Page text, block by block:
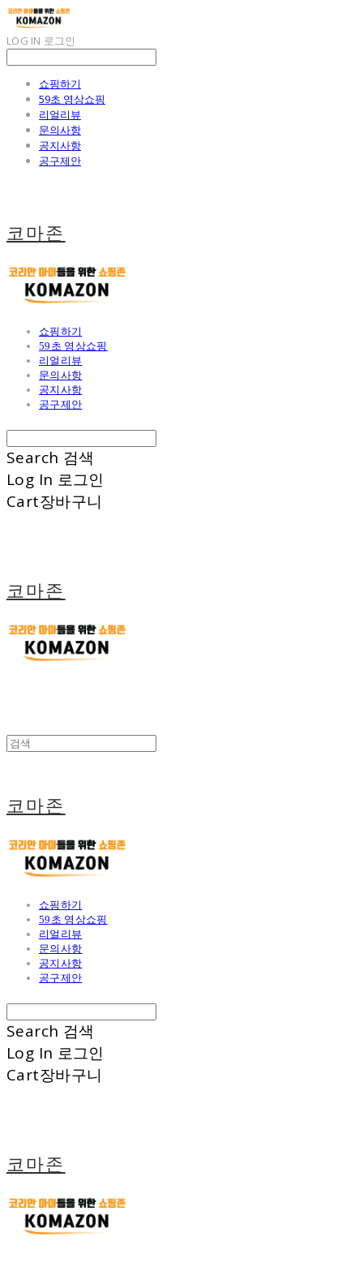
LOG IN 로그인
쇼핑하기
59초 영상쇼핑
리얼리뷰
문의사항
공지사항
공구제안
코마존
쇼핑하기
59초 영상쇼핑
리얼리뷰
문의사항
공지사항
공구제안
Search 검색
Log In 로그인
Cart장바구니
코마존
코마존
쇼핑하기
59초 영상쇼핑
리얼리뷰
문의사항
공지사항
공구제안
Search 검색
Log In 로그인
Cart장바구니
코마존